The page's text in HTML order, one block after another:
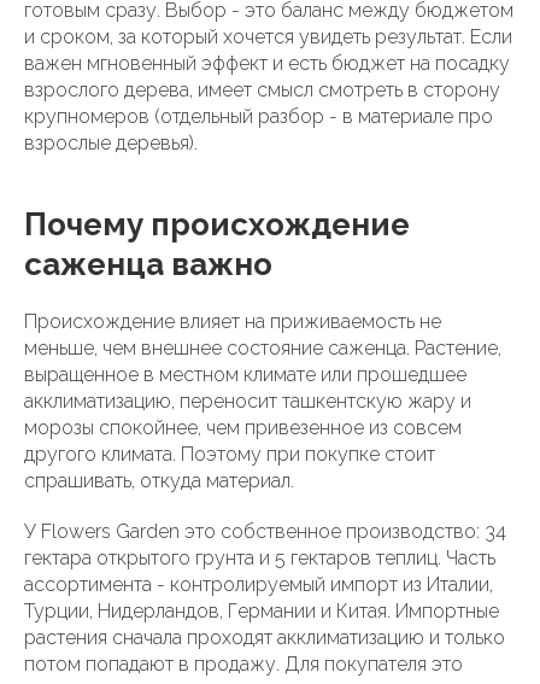
готовым сразу. Выбор - это баланс между бюджетом
и сроком, за который хочется увидеть результат. Если
важен мгновенный эффект и есть бюджет на посадку
взрослого дерева, имеет смысл смотреть в сторону
крупномеров (отдельный разбор - в материале про
взрослые деревья).
Почему происхождение
саженца важно
Происхождение влияет на приживаемость не
меньше, чем внешнее состояние саженца. Растение,
выращенное в местном климате или прошедшее
акклиматизацию, переносит ташкентскую жару и
морозы спокойнее, чем привезенное из совсем
другого климата. Поэтому при покупке стоит
спрашивать, откуда материал.
У Flowers Garden это собственное производство: 34
гектара открытого грунта и 5 гектаров теплиц. Часть
ассортимента - контролируемый импорт из Италии,
Турции, Нидерландов, Германии и Китая. Импортные
растения сначала проходят акклиматизацию и только
потом попадают в продажу. Для покупателя это